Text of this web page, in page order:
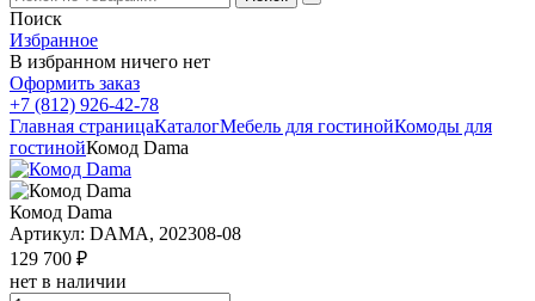
Поиск
Избранное
В избранном ничего нет
Оформить заказ
+7 (812) 926-42-78
Главная страницаКаталогМебель для гостинойКомоды для
гостинойКомод Dama
Комод Dama
Артикул: DAMA, 202308-08
129 700 ₽
нет в наличии